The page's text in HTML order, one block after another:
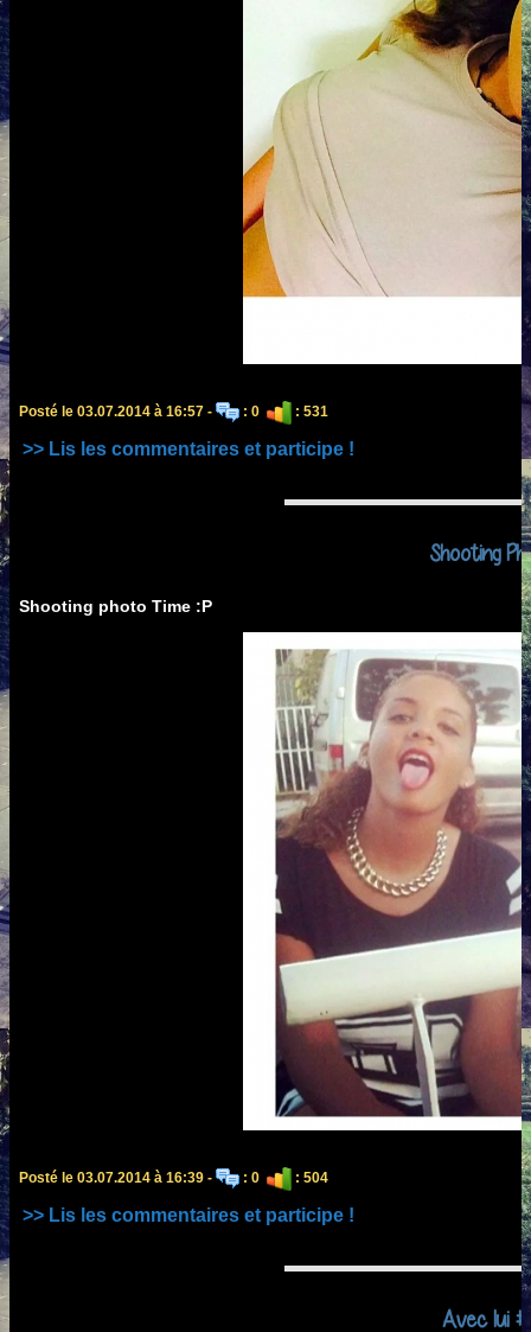
Posté le 03.07.2014 à 16:57 - : 0 : 531
>> Lis les commentaires et participe !
Shooting
Shooting photo Time :P
Posté le 03.07.2014 à 16:39 - : 0 : 504
>> Lis les commentaires et participe !
Avec lui